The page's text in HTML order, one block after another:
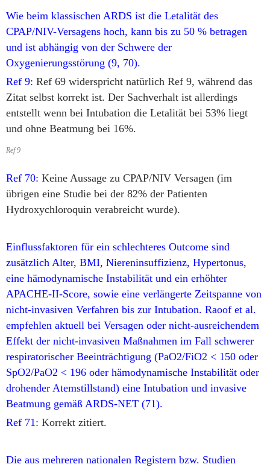
Wie beim klassischen ARDS ist die Letalität des
CPAP/NIV-Versagens hoch, kann bis zu 50 % betragen
und ist abhängig von der Schwere der
Oxygenierungsstörung (9, 70).
Ref 9: Ref 69 widerspricht natürlich Ref 9, während das
Zitat selbst korrekt ist. Der Sachverhalt ist allerdings
entstellt wenn bei Intubation die Letalität bei 53% liegt
und ohne Beatmung bei 16%.
Ref 9
Ref 70: Keine Aussage zu CPAP/NIV Versagen (im
übrigen eine Studie bei der 82% der Patienten
Hydroxychloroquin verabreicht wurde).
Einflussfaktoren für ein schlechteres Outcome sind
zusätzlich Alter, BMI, Niereninsuffizienz, Hypertonus,
eine hämodynamische Instabilität und ein erhöhter
APACHE-II-Score, sowie eine verlängerte Zeitspanne von
nicht-invasiven Verfahren bis zur Intubation. Raoof et al.
empfehlen aktuell bei Versagen oder nicht-ausreichendem
Effekt der nicht-invasiven Maßnahmen im Fall schwerer
respiratorischer Beeinträchtigung (PaO2/FiO2 < 150 oder
SpO2/PaO2 < 196 oder hämodynamische Instabilität oder
drohender Atemstillstand) eine Intubation und invasive
Beatmung gemäß ARDS-NET (71).
Ref 71: Korrekt zitiert.
Die aus mehreren nationalen Registern bzw. Studien